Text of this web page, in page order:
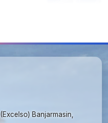
Banjarmasin,